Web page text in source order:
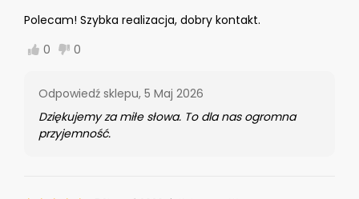
Polecam! Szybka realizacja, dobry kontakt.
0
0
Odpowiedź sklepu, 5 Maj 2026
Dziękujemy za miłe słowa. To dla nas ogromna
przyjemność.